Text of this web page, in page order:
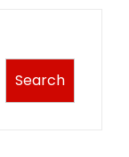
Search